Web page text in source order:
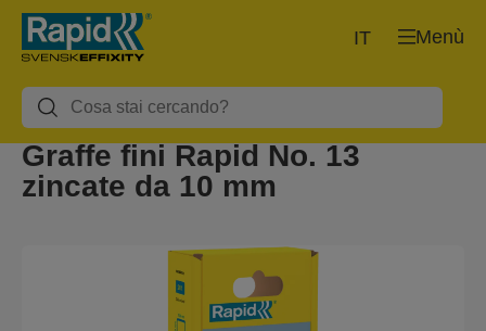
Menù
IT
Graffe fini Rapid No. 13
zincate da 10 mm